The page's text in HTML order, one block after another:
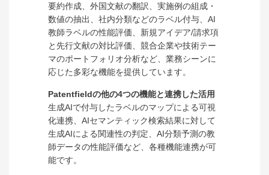
要約作成、外国文献の翻訳、実施例の組成・
数値の抽出、社内分類などのラベル付与、AI
教師ラベルの性能評価、新規アイデア/請求項
と先行文献の対比評価、競合企業や技術テー
マのポートフォリオ分析など、業務シーンに
応じた多彩な機能を提供しています。
Patentfieldの他の4つの機能と連携した活用
生成AIで付与したラベルのマップによる可視
化連携、AIセマンティック検索結果に対して
生成AIによる関連性の判定、AI分類予測の教
師データの性能評価など、各種機能連携が可
能です。